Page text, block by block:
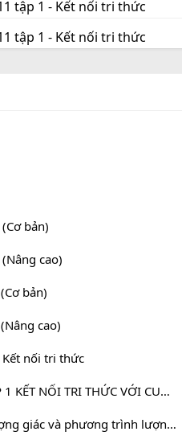
tập 1 - Kết nối tri thức
tập 1 - Kết nối tri thức
bản)
cao)
bản)
cao)
Kết nối tri thức
GIẢI SGK TOÁN 11 TẬP 1 KẾT NỐI TRI THỨC VỚI CUỘC SỐNG
Chương I. Hàm số lượng giác và phương trình lượng giác